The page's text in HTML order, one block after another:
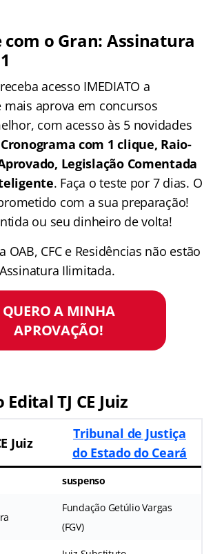
com o Gran: Assinatura
acesso IMEDIATO a
aprova em concursos
com acesso às 5 novidades
Cronograma com 1 clique, Raio-
Legislação Comentada
. Faça o teste por 7 dias. O
com a sua preparação!
ou seu dinheiro de volta!
OAB, CFC e Residências não estão
Ilimitada.
QUERO A MINHA
APROVAÇÃO!
TJ CE Juiz
Juiz
Tribunal de Justiça
do Estado do Ceará
suspenso
Fundação Getúlio Vargas
(FGV)